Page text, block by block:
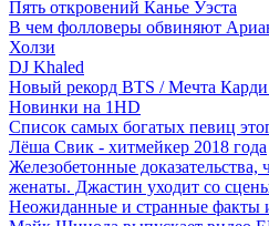
Пять откровений Канье Уэста
В чем фолловеры обвиняют
Холзи
DJ Khaled
Новый рекорд BTS / Мечта
Новинки на 1HD
Список самых богатых певиц
Лёша Свик - хитмейкер 2018 года
Железобетонные
женаты. Джастин уходит со
Неожиданные и странные факты